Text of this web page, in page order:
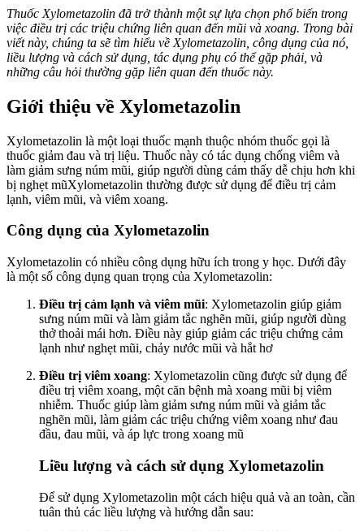
Thuốc Xylometazolin đã trở thành một sự lựa chọn phổ biến trong
việc điều trị các triệu chứng liên quan đến mũi và xoang. Trong bài
viết này, chúng ta sẽ tìm hiểu về Xylometazolin, công dụng của nó,
liều lượng và cách sử dụng, tác dụng phụ có thể gặp phải, và
những câu hỏi thường gặp liên quan đến thuốc này.
Giới thiệu về Xylometazolin
Xylometazolin là một loại thuốc mạnh thuộc nhóm thuốc gọi là
thuốc giảm đau và trị liệu. Thuốc này có tác dụng chống viêm và
làm giảm sưng núm mũi, giúp người dùng cảm thấy dễ chịu hơn khi
bị nghẹt mũXylometazolin thường được sử dụng để điều trị cảm
lạnh, viêm mũi, và viêm xoang.
Công dụng của Xylometazolin
Xylometazolin có nhiều công dụng hữu ích trong y học. Dưới đây
là một số công dụng quan trọng của Xylometazolin:
Điều trị cảm lạnh và viêm mũi: Xylometazolin giúp giảm
sưng núm mũi và làm giảm tắc nghẽn mũi, giúp người dùng
thở thoải mái hơn. Điều này giúp giảm các triệu chứng cảm
lạnh như nghẹt mũi, chảy nước mũi và hắt hơ
Điều trị viêm xoang: Xylometazolin cũng được sử dụng để
điều trị viêm xoang, một căn bệnh mà xoang mũi bị viêm
nhiễm. Thuốc giúp làm giảm sưng núm mũi và giảm tắc
nghẽn mũi, làm giảm các triệu chứng viêm xoang như đau
đầu, đau mũi, và áp lực trong xoang mũ
Liều lượng và cách sử dụng Xylometazolin
Để sử dụng Xylometazolin một cách hiệu quả và an toàn, cần
tuân thủ các liều lượng và hướng dẫn sau: